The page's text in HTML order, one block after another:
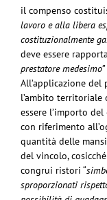
il compenso
lavoro e alla libera
costituzionalmente
deve essere
prestatore medesimo”
All’applicazione
l’ambito territoriale
essere l’importo
con riferimento
quantità delle
del vincolo,
congrui ristori “
sproporzionati